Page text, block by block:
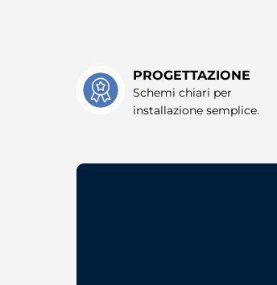
PROGETTAZIONE
Schemi chiari per
installazione semplice.